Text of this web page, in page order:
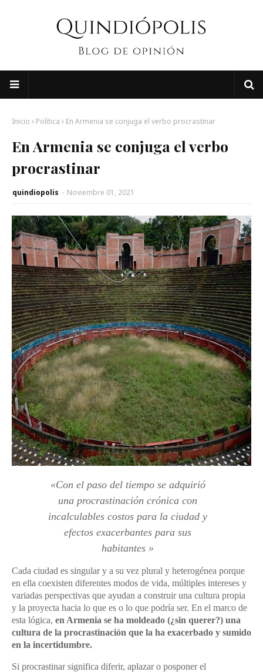
Inicio Política En Armenia se conjuga el verbo procrastinar
En Armenia se conjuga el verbo
procrastinar
quindiopolis - Noviembre 01, 2021
«Con el paso del tiempo se adquirió
una procrastinación crónica con
incalculables costos para la ciudad y
efectos exacerbantes para sus
habitantes»
Cada ciudad es singular y a su vez plural y heterogénea porque
en ella coexisten diferentes modos de vida, múltiples intereses y
variadas perspectivas que ayudan a construir una cultura propia
y la proyecta hacia lo que es o lo que podría ser. En el marco de
esta lógica, en Armenia se ha moldeado (¿sin querer?) una
cultura de la procrastinación que la ha exacerbado y sumido
en la incertidumbre.
Si procrastinar significa diferir, aplazar o posponer el